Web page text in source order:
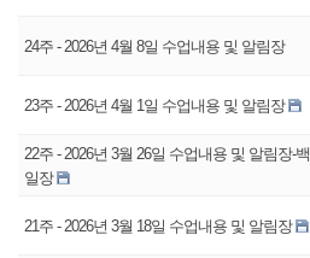
24주 - 2026년 4월 8일 수업내용 및 알림장
23주 - 2026년 4월 1일 수업내용 및 알림장
22주 - 2026년 3월 26일 수업내용 및 알림장-백
일장
21주 - 2026년 3월 18일 수업내용 및 알림장